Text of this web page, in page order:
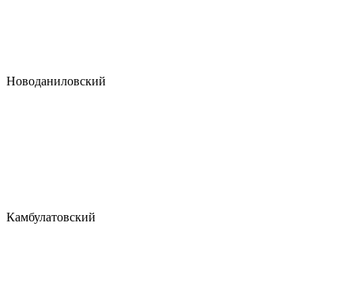
Новоданиловский
Камбулатовский